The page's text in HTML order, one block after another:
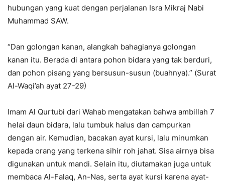
hubungan yang kuat dengan perjalanan Isra Mikraj Nabi
Muhammad SAW.
“Dan golongan kanan, alangkah bahagianya golongan
kanan itu. Berada di antara pohon bidara yang tak berduri,
dan pohon pisang yang bersusun-susun (buahnya).” (Surat
Al-Waqi’ah ayat 27-29)
Imam Al Qurtubi dari Wahab mengatakan bahwa ambillah 7
helai daun bidara, lalu tumbuk halus dan campurkan
dengan air. Kemudian, bacakan ayat kursi, lalu minumkan
kepada orang yang terkena sihir roh jahat. Sisa airnya bisa
digunakan untuk mandi. Selain itu, diutamakan juga untuk
membaca Al-Falaq, An-Nas, serta ayat kursi karena ayat-